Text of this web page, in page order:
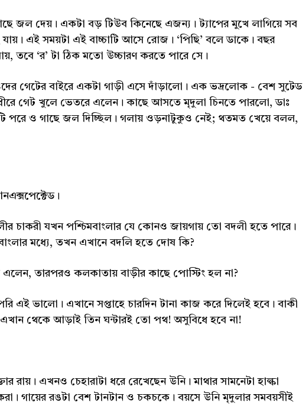
জল দেয়। একটা বড় টিউব কিনেছে এজন্য। ট্যাপের মুখে লাগিয়ে সব
এই সময়টা এই বাচ্চাটি আসে রোজ। ‘পিছি’ বলে ডাকে। বছর
তবে ‘র’ টা ঠিক মতো উচ্চারণ করতে পারে সে।
গেটের বাইরে একটা গাড়ী এসে দাঁড়ালো। এক ভদ্রলোক - বেশ সুটেড
গেট খুলে ভেতরে এলেন। কাছে আসতে মৃদুলা চিনতে পারলো, ডাঃ
পরে ও গাছে জল দিচ্ছিল। গলায় ওড়নাটুকুও নেই; থতমত খেয়ে বলল,
চাকরী যখন পশ্চিমবাংলার যে কোনও জায়গায় তো বদলী হতে পারে।
মধ্যে, তখন এখানে বদলি হতে দোষ কি?
তারপরও কলকাতায় বাড়ীর কাছে পোস্টিং হল না?
এই ভালো। এখানে সপ্তাহে চারদিন টানা কাজ করে দিলেই হবে। বাকী
থেকে আড়াই তিন ঘন্টারই তো পথ! অসুবিধে হবে না!
রায়। এখনও চেহারাটা ধরে রেখেছেন উনি। মাথার সামনেটা হাল্কা
গায়ের রঙটা বেশ টানটান ও চকচকে। বয়সে উনি মৃদুলার সমবয়সীই